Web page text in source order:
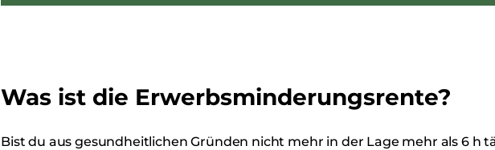
Was ist die Erwerbsminderungsrente?
Bist du aus gesundheitlichen Gründen nicht mehr in der Lage mehr als 6 h